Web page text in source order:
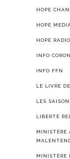
HOPE
HOPE MEDIA
HOPE RADIO
INFO
INFO FFN
LE LIVRE
LES
LIBERTÉ
MINISTÈRE
MINISTÈRE